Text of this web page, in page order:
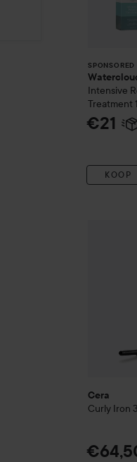
SPONSORED
Intensive
Treatment
€21
KOOP
Cera
Curly Iron